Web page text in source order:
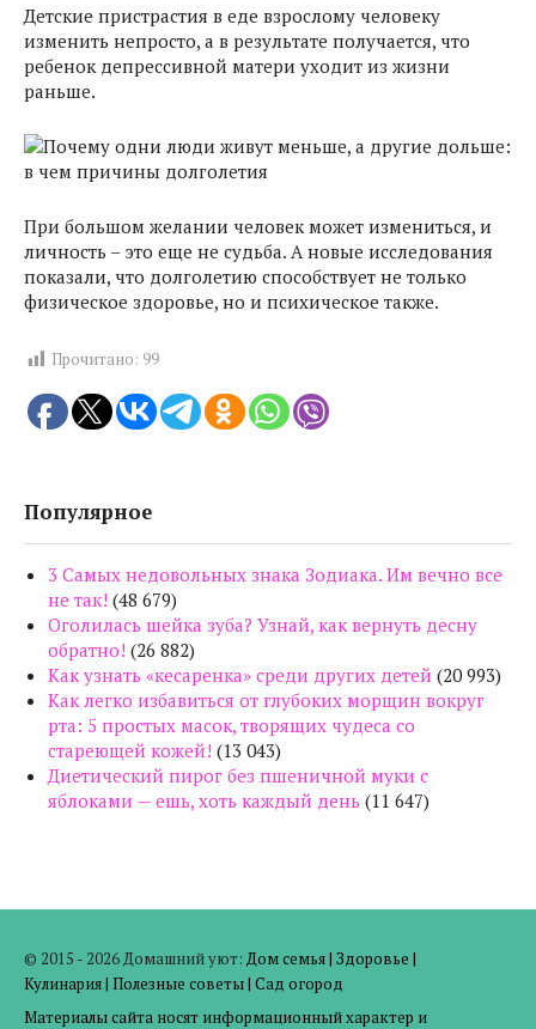
Детские пристрастия в еде взрослому человеку
изменить непросто, а в результате получается, что
ребенок депрессивной матери уходит из жизни
раньше.
При большом желании человек может измениться, и
личность – это еще не судьба. А новые исследования
показали, что долголетию способствует не только
физическое здоровье, но и психическое также.
Прочитано: 99
Популярное
3 Самых недовольных знака Зодиака. Им вечно все
не так! (48 679)
Оголилась шейка зуба? Узнай, как вернуть десну
обратно! (26 882)
Как узнать «кесаренка» среди других детей (20 993)
Как легко избавиться от глубоких морщин вокруг
рта: 5 простых масок, творящих чудеса со
стареющей кожей! (13 043)
Диетический пирог без пшеничной муки с
яблоками — ешь, хоть каждый день (11 647)
© 2015 - 2026 Домашний уют: Дом семья| Здоровье |
Кулинария| Полезные советы| Сад огород
Материалы сайта носят информационный характер и